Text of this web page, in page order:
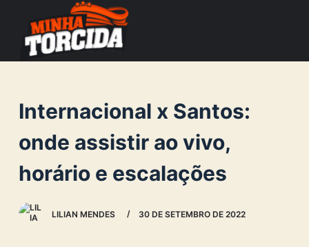
o
e
Internacional x Santos:
onde assistir ao vivo,
horário e escalações
LILIAN MENDES 30 DE SETEMBRO DE 2022